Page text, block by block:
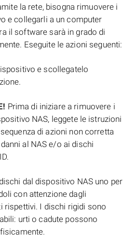
la rete, bisogna rimuovere i
e collegarli a un computer
il software sarà in grado di
Eseguite le azioni seguenti:
e scollegatelo
Prima di iniziare a rimuovere i
NAS, leggete le istruzioni
di azioni non corretta
al NAS e/o ai dischi
dal dispositivo NAS uno per
con attenzione dagli
rispettivi. I dischi rigidi sono
urti o cadute possono